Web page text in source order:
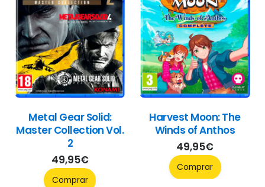
Metal Gear Solid:
Master Collection Vol.
2
49,95€
Comprar
Harvest Moon: The
Winds of Anthos
49,95€
Comprar